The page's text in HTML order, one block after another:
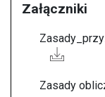
Załączniki
Zasady